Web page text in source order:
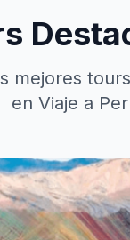
mejores
en Viaje a